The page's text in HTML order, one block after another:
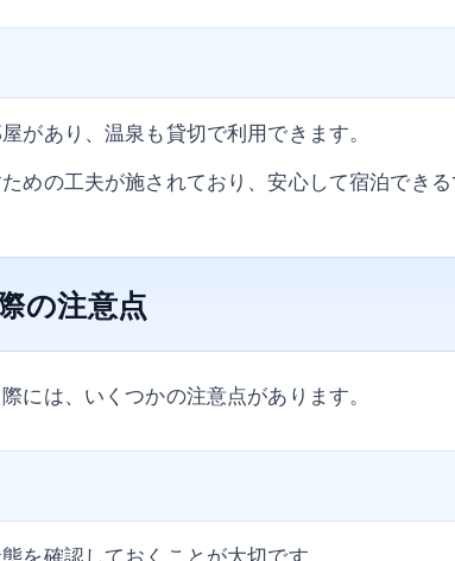
があり、温泉も貸切で利用できます。
めの工夫が施されており、安心して宿泊でき
の注意点
には、いくつかの注意点があります。